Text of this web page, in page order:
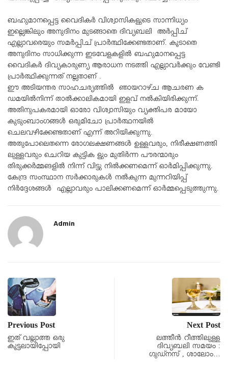
ബഹുമാനപ്പെട്ട വൈദികർ വിശ്വാസികളുടെ സാന്നിധ്യം
ഇല്ലെങ്കിലും അനുദിനം മുടങ്ങാതെ ദിവ്യബലി അർപ്പിച്
എല്ലാവരെയും സമർപ്പിച് പ്രാർത്ഥിക്കേണ്ടതാണ്. കൂടാതെ
അനുദിനം സാധിക്കുന്ന ഇടവേളകളിൽ ബഹുമാനപ്പെട്ട
വൈദികർ ദിവ്യകാരുണ്യ ആരാധന നടത്തി എല്ലാവർക്കും വേണ്ടി
പ്രാർത്ഥിക്കുന്നത് നല്ലതാണ് .
ഈ അടിയന്തര സാഹചര്യത്തിൽ ഞായറാഴ്ച ആചരണ ക
ഡമയിൽനിന്ന് താൽക്കാലികമായി ഇളവ് നൽകിയിരിക്കുന്ന്.
അതിനുപകരമായി ഓരോ വിശ്വാസിയും വ്യക്തിപര മായോ
കുടുംബാംഗങ്ങൾ ഒരുമിചോ പ്രാർത്ഥനയിൽ
ചെലവഴിക്കേണ്ടതാണ് എന്ന് അറിയിക്കുന്നു.
അതുപോലെതന്നെ രോഗലക്ഷണങ്ങൾ ഉള്ളവരും, നിരീക്ഷണത്തി
ലുള്ളവരും ചെറിയ കുട്ടിക ളും മുതിർന്ന പൗരന്മാരും
തിരുക്കർമ്മങളിൽ നിന്ന് വിട്ടു നിൽക്കണമെന്ന് ഓർമിപ്പിക്കുന്നു.
കേന്ദ്ര സംസ്ഥാന സർക്കാരുകൾ നൽകുന്ന മുന്നറിയിപ്പ്
നിർദ്ദേശങ്ങൾ എല്ലാവരും പാലിക്കണമെന്ന് ഓർമ്മപ്പെടുത്തുന്നു.
Admin
Previous Post
ഇത് വല്ലാത്ത ഒരു
കൂട്ടലായിപ്പോയി
Next Post
ലത്തീൻ റീത്തിലുള്ള
ദിവ്യബലി സമയം :
ഗുഡ്‌നസ് , ശാലോം…